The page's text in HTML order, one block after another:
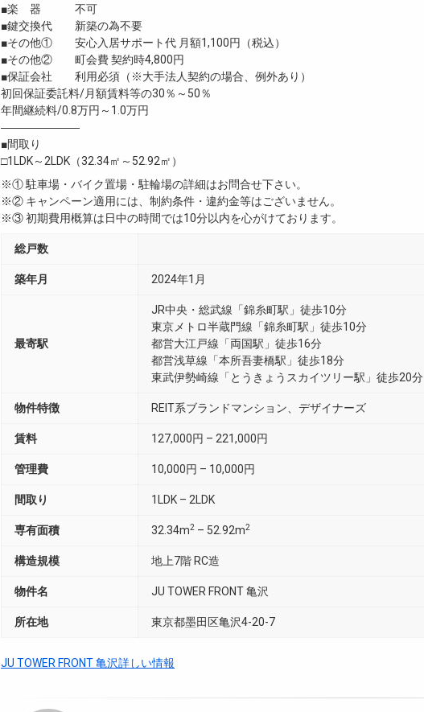
■楽 器 不可
■鍵交換代 新築の為不要
■その他① 安心入居サポート代 月額1,100円（税込）
■その他② 町会費 契約時4,800円
■保証会社 利用必須（※大手法人契約の場合、例外あり）
初回保証委託料/月額賃料等の30％～50％
年間継続料/0.8万円～1.0万円
―――――――
■間取り
□1LDK～2LDK（32.34㎡～52.92㎡）
※① 駐車場・バイク置場・駐輪場の詳細はお問合せ下さい。
※② キャンペーン適用には、制約条件・違約金等はございません。
※③ 初期費用概算は日中の時間では10分以内を心がけております。
総戸数
築年月 2024年1月
最寄駅
JR中央・総武線「錦糸町駅」徒歩10分
東京メトロ半蔵門線「錦糸町駅」徒歩10分
都営大江戸線「両国駅」徒歩16分
都営浅草線「本所吾妻橋駅」徒歩18分
東武伊勢崎線「とうきょうスカイツリー駅」徒歩20分
物件特徴 REIT系ブランドマンション、デザイナーズ
賃料 127,000円 – 221,000円
管理費 10,000円 – 10,000円
間取り 1LDK – 2LDK
専有面積 32.34m2 – 52.92m2
構造規模 地上7階 RC造
物件名 JU TOWER FRONT 亀沢
所在地 東京都墨田区亀沢4-20-7
JU TOWER FRONT 亀沢詳しい情報